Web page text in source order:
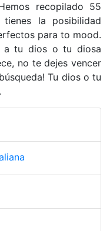
recopilado 55
la posibilidad
para to mood.
a tu dios o tu diosa
no te dejes vencer
Tu dios o tu